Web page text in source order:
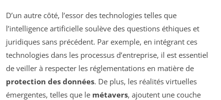
D’un autre côté, l’essor des technologies telles que
l’intelligence artificielle soulève des questions éthiques et
juridiques sans précédent. Par exemple, en intégrant ces
technologies dans les processus d’entreprise, il est essentiel
de veiller à respecter les réglementations en matière de
protection des données. De plus, les réalités virtuelles
émergentes, telles que le métavers, ajoutent une couche